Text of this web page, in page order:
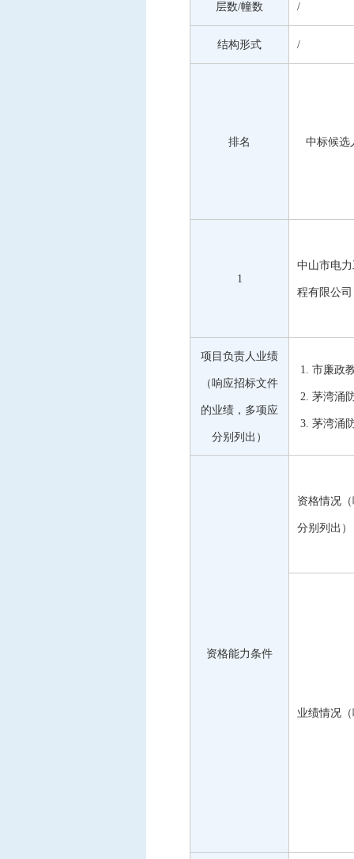
层数/幢数 /
结构形式 /
排名 中标候选
1
中山市电
程有限公司
项目负责人业绩
（响应招标文件
的业绩，多项应
分别列出）
1. 市廉政
2. 茅湾涌
3. 茅湾涌
资格能力条件
资格情况
分别列出）
业绩情况